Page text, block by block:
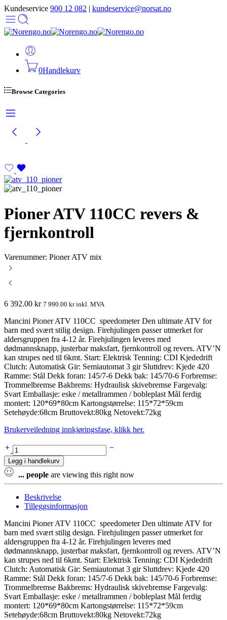
Kundeservice 900 12 082 | kundeservice@norsat.no
0Handlekurv
Browse Categories
Pioner ATV 110CC revers &
fjernkontroll
Varenummer: Pioner ATV mix
6 392.00 kr 7 990.00 krinkl. MVA
Mancini Pioner ATV 110CC speedometer Den ultimate ATV for
barn med svært stilig design. Firehjulingen passer utmerket for
aldersgruppen fra 4-12 år. Firehjulingen leveres med
dødmannsknapp, justerbar maksfart, fjernkontroll og revers. ATV’N
kan strupes ned til 6kmt. Start: Elektrisk Tenning: CDI Kjededrift
Clutch: Automatisk Gir: Semiautomat 3 gir Sluttdrev: Kjede 420
Ramme: Stål Dekk foran: 145/7-6 Dekk bak: 145/70-6 Forbremse:
Trommelbremse Bakbrems: Hydraulisk skivebremse Fargevalg:
Svart Emballasje: eske / metallrammen / bobleplast Mål ferdig
montert: 120*69*80cm Kartongstørrelse: 115*72*59cm
Setehøyde:68cm Bruttovekt:80kg Netovekt:72kg
Brukerveiledning innkjøringsfase, klikk her.
Pioner
ATV
110CC
revers
&
quantity
Legg i handlekurv
... people are viewing this right now
Beskrivelse
Tilleggsinformasjon
Mancini Pioner ATV 110CC speedometer Den ultimate ATV for
barn med svært stilig design. Firehjulingen passer utmerket for
aldersgruppen fra 4-12 år. Firehjulingen leveres med
dødmannsknapp, justerbar maksfart, fjernkontroll og revers. ATV’N
kan strupes ned til 6kmt. Start: Elektrisk Tenning: CDI Kjededrift
Clutch: Automatisk Gir: Semiautomat 3 gir Sluttdrev: Kjede 420
Ramme: Stål Dekk foran: 145/7-6 Dekk bak: 145/70-6 Forbremse:
Trommelbremse Bakbrems: Hydraulisk skivebremse Fargevalg:
Svart Emballasje: eske / metallrammen / bobleplast Mål ferdig
montert: 120*69*80cm Kartongstørrelse: 115*72*59cm
Setehøyde:68cm Bruttovekt:80kg Netovekt:72kg